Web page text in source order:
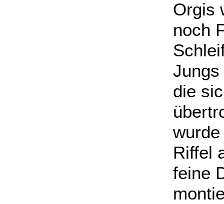
Orgis
noch
Jungs
die
Riffel
feine